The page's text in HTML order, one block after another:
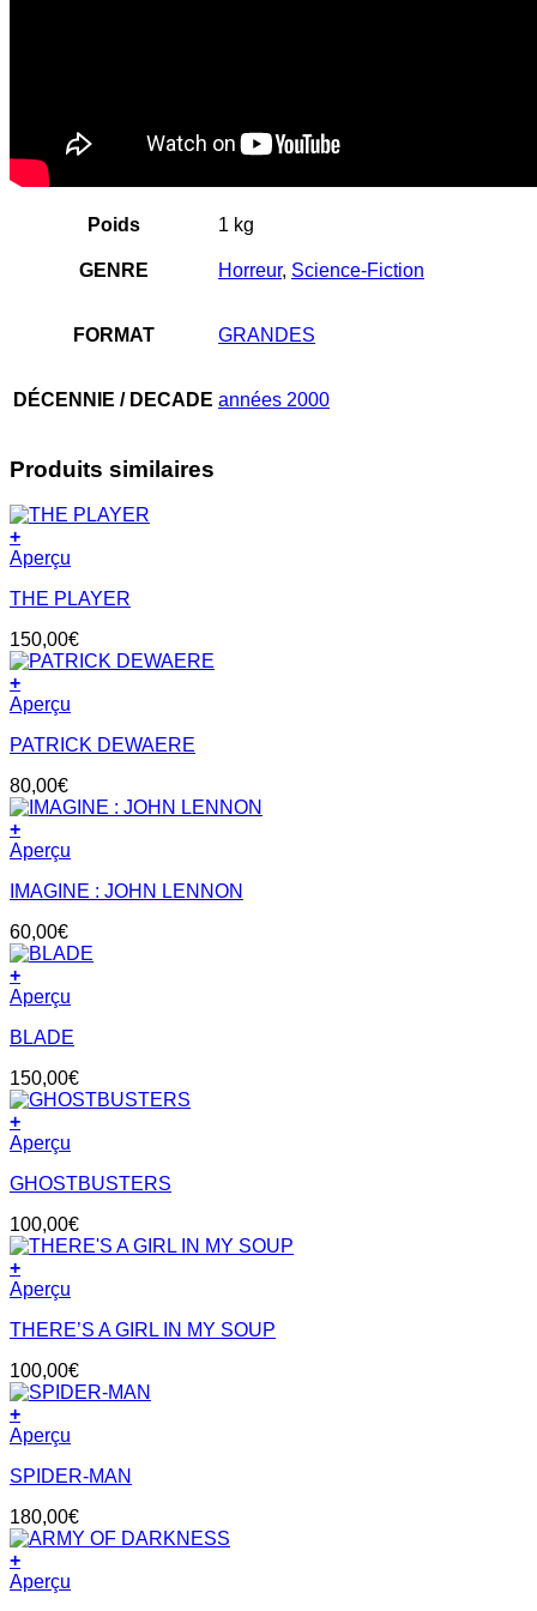
Poids 1 kg
GENRE Horreur, Science-Fiction
FORMAT GRANDES
DÉCENNIE / DECADE années 2000
Produits similaires
+
Aperçu
THE PLAYER
150,00€
+
Aperçu
PATRICK DEWAERE
80,00€
+
Aperçu
IMAGINE : JOHN LENNON
60,00€
+
Aperçu
BLADE
150,00€
+
Aperçu
GHOSTBUSTERS
100,00€
+
Aperçu
THERE’S A GIRL IN MY SOUP
100,00€
+
Aperçu
SPIDER-MAN
180,00€
+
Aperçu